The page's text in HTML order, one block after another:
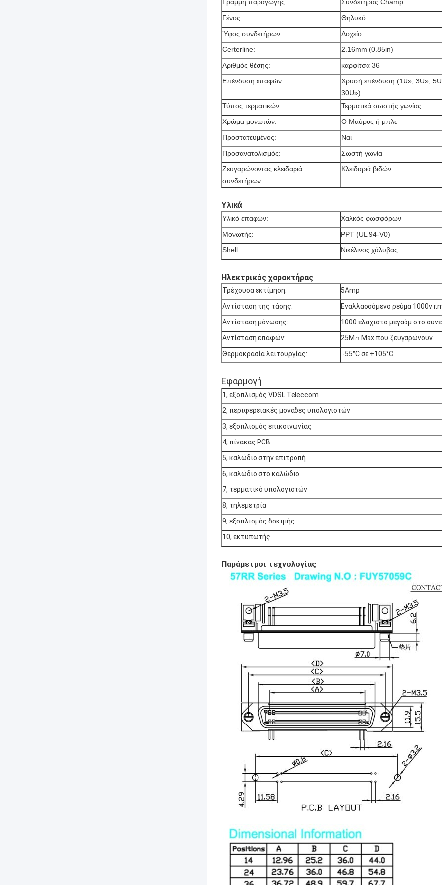
Γραμμή παραγωγής:
Συνδετήρας Champ
Γένος:
Θηλυκό
Ύφος συνδετήρων:
Δοχείο
Certerline:
2.16mm (0.85in)
Αριθμός θέσης:
καρφίτσα 36
Επένδυση επαφών:
Χρυσή επένδυση (1U», 3U»,
30U»)
Τύπος τερματικών
Τερματικά σωστής γωνίας
Χρώμα μονωτών:
Ο Μαύρος ή μπλε
Προστατευμένος:
Ναι
Προσανατολισμός:
Σωστή γωνία
Ζευγαρώνοντας κλειδαριά
συνδετήρων:
Κλειδαριά βιδών
Υλικά
Υλικό επαφών:
Χαλκός φωσφόρων
Μονωτής:
PPT (UL 94-V0)
Shell
Νικέλινος χάλυβας
Ηλεκτρικός χαρακτήρας
Τρέχουσα εκτίμηση:
5Amp
Αντίσταση της τάσης:
Εναλλασσόμενο ρεύμα 1000v
Αντίσταση μόνωσης:
1000 ελάχιστο μεγαόμ στο
Αντίσταση επαφών:
25M∩ Max που ζευγαρώνουν
Θερμοκρασία λειτουργίας:
-55°C σε +105°C
Εφαρμογή
1, εξοπλισμός VDSL Teleccom
2, περιφερειακές μονάδες υπολογιστών
3, εξοπλισμός επικοινωνίας
4, πίνακας PCB
5, καλώδιο στην επιτροπή
6, καλώδιο στο καλώδιο
7, τερματικό υπολογιστών
8, τηλεμετρία
9, εξοπλισμός δοκιμής
10, εκτυπωτής
Παράμετροι τεχνολογίας